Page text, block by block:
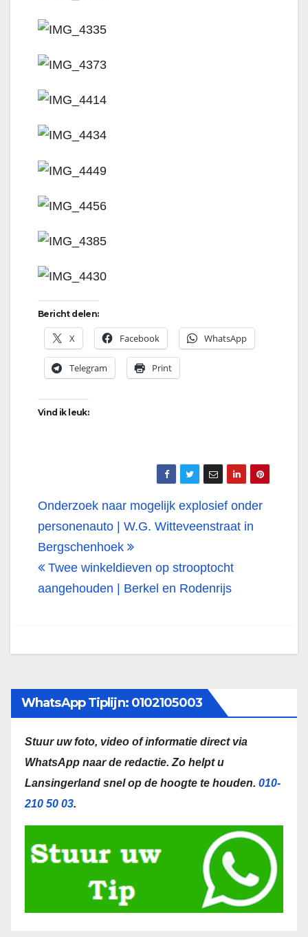
Bericht delen:
X Facebook WhatsApp
Telegram Print
Vind ik leuk:
Bericht
navigatie
Onderzoek naar mogelijk explosief onder
personenauto | W.G. Witteveenstraat in
Bergschenhoek
Twee winkeldieven op strooptocht
aangehouden | Berkel en Rodenrijs
WhatsApp Tiplijn: 0102105003
Stuur uw foto, video of informatie direct via
WhatsApp naar de redactie.Zo helpt u
Lansingerland snel op de hoogte te houden. 010-
210 50 03.